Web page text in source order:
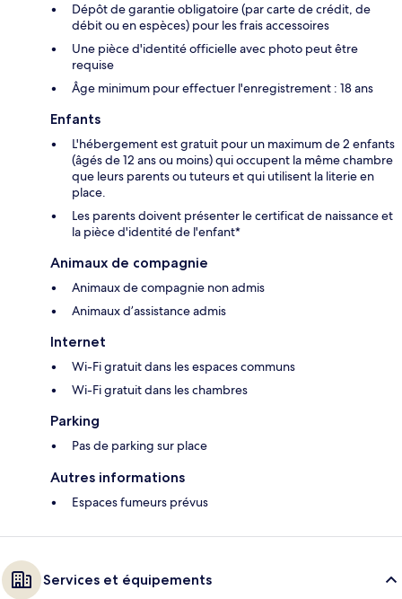
Dépôt de garantie obligatoire (par carte de crédit, de
débit ou en espèces) pour les frais accessoires
Une pièce d'identité officielle avec photo peut être
requise
Âge minimum pour effectuer l'enregistrement : 18 ans
Enfants
L'hébergement est gratuit pour un maximum de 2 enfants
(âgés de 12 ans ou moins) qui occupent la même chambre
que leurs parents ou tuteurs et qui utilisent la literie en
place.
Les parents doivent présenter le certificat de naissance et
la pièce d'identité de l'enfant*
Animaux de compagnie
Animaux de compagnie non admis
Animaux d’assistance admis
Internet
Wi-Fi gratuit dans les espaces communs
Wi-Fi gratuit dans les chambres
Parking
Pas de parking sur place
Autres informations
Espaces fumeurs prévus
Services et équipements